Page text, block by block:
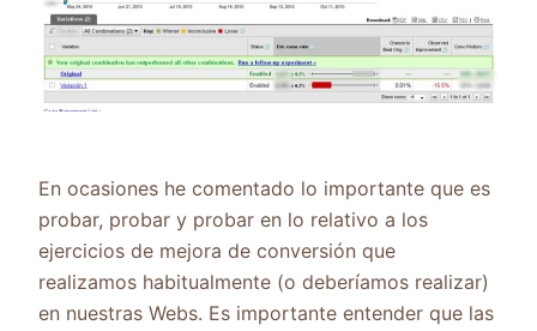
En ocasiones he comentado lo importante que es
probar, probar y probar en lo relativo a los
ejercicios de mejora de conversión que
realizamos habitualmente (o deberíamos realizar)
en nuestras Webs. Es importante entender que las